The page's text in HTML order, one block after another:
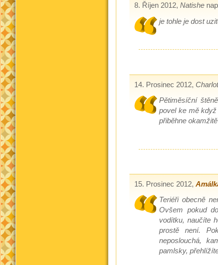
8. Říjen 2012, Natishe
je tohle je dost
14. Prosinec 2012,
Pětiměsíční
povel ke mě
přiběhne
15. Prosinec 2012,
Teriéři obecně
Ovšem pokud
vodítku, naučíte
prostě není.
neposlouchá,
pamlsky,